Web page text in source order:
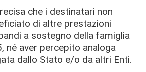
che i destinatari non
di altre prestazioni
a sostegno della famiglia
né aver percepito analoga
dallo Stato e/o da altri Enti.